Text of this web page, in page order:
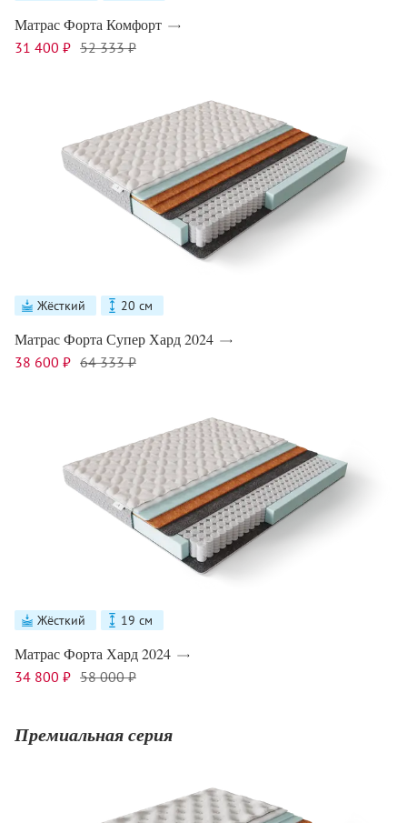
Матрас Форта Комфорт
31 400 ₽ 52 333 ₽
Жёсткий 20 см
Матрас Форта Супер Хард 2024
38 600 ₽ 64 333 ₽
Жёсткий 19 см
Матрас Форта Хард 2024
34 800 ₽ 58 000 ₽
Премиальная серия